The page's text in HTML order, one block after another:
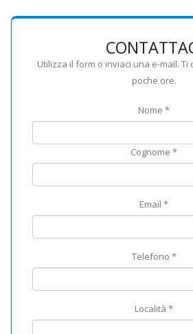
Utilizza il form o inviaci una e-mail.
poche ore.
Nome *
Cognome *
Email *
Telefono *
Località *